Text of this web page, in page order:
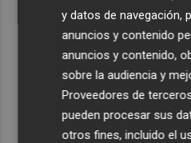
y datos de navegación,
anuncios y contenido
anuncios y contenido,
sobre la audiencia y
Proveedores de
pueden procesar sus
otros fines, incluido el